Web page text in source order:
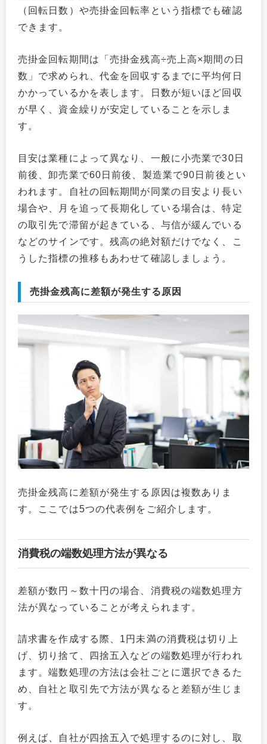
（回転日数）や売掛金回転率という指標でも確認
できます。
売掛金回転期間は「売掛金残高÷売上高×期間の日
数」で求められ、代金を回収するまでに平均何日
かかっているかを表します。日数が短いほど回収
が早く、資金繰りが安定していることを示しま
す。
目安は業種によって異なり、一般に小売業で30日
前後、卸売業で60日前後、製造業で90日前後とい
われます。自社の回転期間が同業の目安より長い
場合や、月を追って長期化している場合は、特定
の取引先で滞留が起きている、与信が緩んでいる
などのサインです。残高の絶対額だけでなく、こ
うした指標の推移もあわせて確認しましょう。
売掛金残高に差額が発生する原因
売掛金残高に差額が発生する原因は複数ありま
す。ここでは5つの代表例をご紹介します。
消費税の端数処理方法が異なる
差額が数円～数十円の場合、消費税の端数処理方
法が異なっていることが考えられます。
請求書を作成する際、1円未満の消費税は切り上
げ、切り捨て、四捨五入などの端数処理が行われ
ます。端数処理の方法は会社ごとに選択できるた
め、自社と取引先で方法が異なると差額が生じま
す。
例えば、自社が四捨五入で処理するのに対し、取